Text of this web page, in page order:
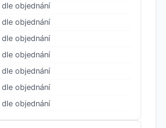
dle objednání
dle objednání
dle objednání
dle objednání
dle objednání
dle objednání
dle objednání